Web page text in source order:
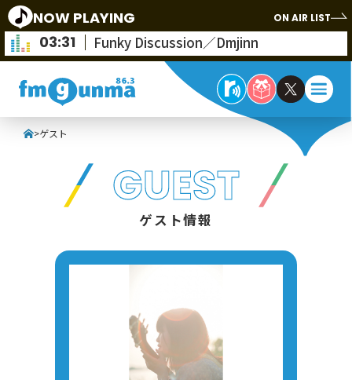
NOW PLAYING ON AIR LIST
03:31 Funky Discussion／Dmjinn
>ゲスト
GUEST
ゲスト情報